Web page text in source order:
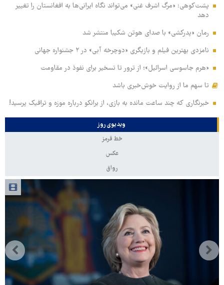
پشت‌کوهی: «مرگ اشرف غنی» می‌تواند نگاه ایرانی‌ها به افغانستان را تغییر
دهد
رمان «پدرکشی» با صدای هوتن شکیبا منتشر شد
نامزدی بهترین فیلم و بازیگری «دوچرخه آبی» در ۲ جشنواره جهانی
«هرم جاسوسی اسرائیل»؛ از ترور تا تسخیر برای نفوذ در مقاومت
تا سهم ما از روایت خوش‌خبری باشد
خبرنگاری که چند ساعت مانده به بازی، از برانکو درباره موزه و ترافیک پرسید!
ویدیوی روز
خط قرمز
عکس
رواق